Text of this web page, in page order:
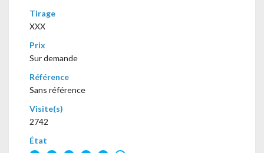
Tirage
XXX
Prix
Sur demande
Référence
Sans référence
Visite(s)
2742
État